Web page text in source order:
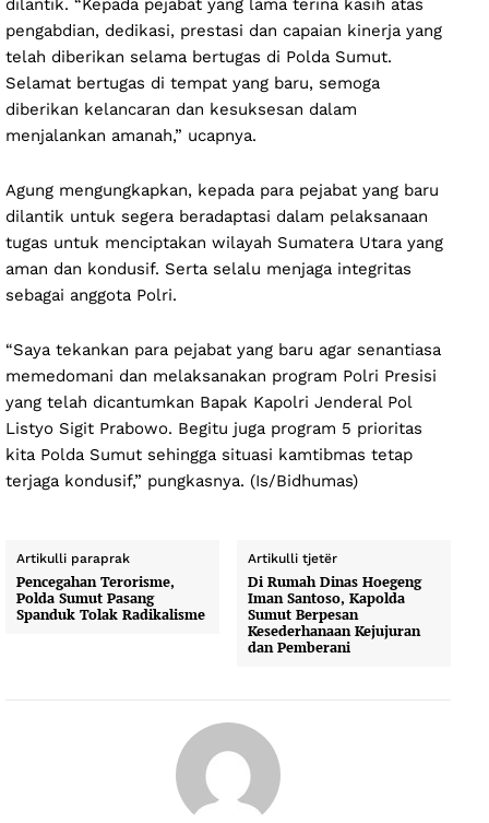
dilantik. “Kepada pejabat yang lama terina kasih atas
pengabdian, dedikasi, prestasi dan capaian kinerja yang
telah diberikan selama bertugas di Polda Sumut.
Selamat bertugas di tempat yang baru, semoga
diberikan kelancaran dan kesuksesan dalam
menjalankan amanah,” ucapnya.
Agung mengungkapkan, kepada para pejabat yang baru
dilantik untuk segera beradaptasi dalam pelaksanaan
tugas untuk menciptakan wilayah Sumatera Utara yang
aman dan kondusif. Serta selalu menjaga integritas
sebagai anggota Polri.
“Saya tekankan para pejabat yang baru agar senantiasa
memedomani dan melaksanakan program Polri Presisi
yang telah dicantumkan Bapak Kapolri Jenderal Pol
Listyo Sigit Prabowo. Begitu juga program 5 prioritas
kita Polda Sumut sehingga situasi kamtibmas tetap
terjaga kondusif,” pungkasnya. (Is/Bidhumas)
Artikulli paraprak
Pencegahan Terorisme,
Polda Sumut Pasang
Spanduk Tolak Radikalisme
Artikulli tjetër
Di Rumah Dinas Hoegeng
Iman Santoso, Kapolda
Sumut Berpesan
Kesederhanaan Kejujuran
dan Pemberani